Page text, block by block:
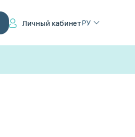
Личный кабинетРУ